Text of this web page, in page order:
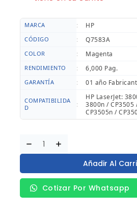
MARCA : HP
CÓDIGO : Q7583A
COLOR : Magenta
RENDIMIENTO : 6,000 Pag.
GARANTÍA : 01 año
COMPATIBILIDA
D
:
HP LaserJet:
3800n / CP3505
CP3505n /
Añadir Al
Cotizar Por Whatsapp